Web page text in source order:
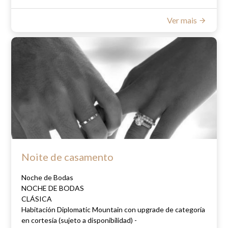
Durante su estadía, el servicio de limpieza diaria y la
reposición de blancos se realizará de manera reducida,
contribuyendo al ahorro de agua, energía y a la
disminución de la huella de carbono asociada a los
procesos de lavandería.
Asimismo, se promueve el uso de escaleras como una
alternativa sostenible dentro del hotel.
Beneficios exclusivos:
20% OFFen tratamientos de masajes en Health Club y
Diplomatic Restaurant
WhatsApp +54 9 2617 08-1542
reservas@diplomatichotel.com.ar
Ver mais
Noite de casamento
Noche de Bodas
NOCHE DE BODAS
CLÁSICA
Habitación Diplomatic Mountain con upgrade de categoría
en cortesía (sujeto a disponibilidad) -